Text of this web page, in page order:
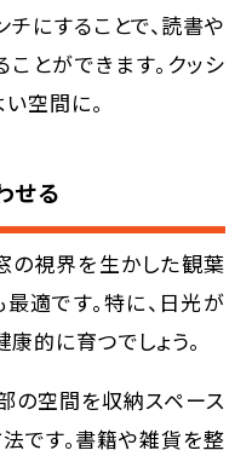
にすることで、読書や
とができます。クッシ
空間に。
せる
窓の視界を生かした観葉
適です。特に、日光が
的に育つでしょう。
の空間を収納スペース
です。書籍や雑貨を整